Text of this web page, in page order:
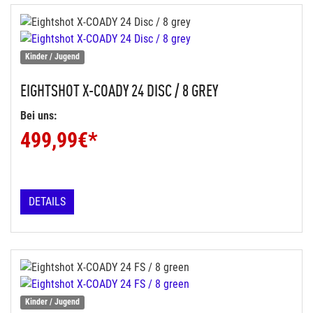
Kinder / Jugend
EIGHTSHOTX-COADY 24 DISC / 8 GREY
Bei uns:
499,99€*
DETAILS
Kinder / Jugend